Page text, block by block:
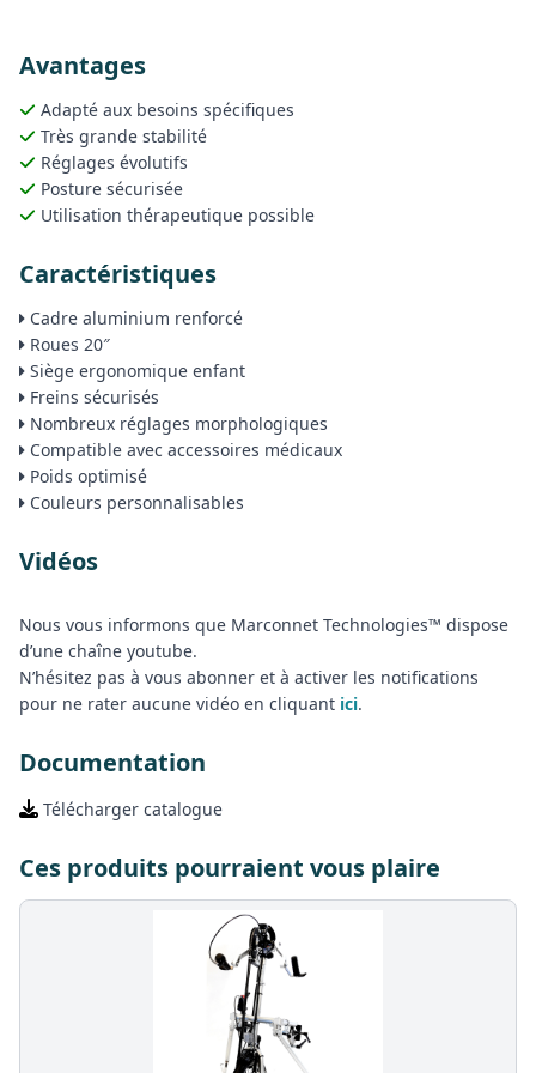
Avantages
Adapté aux besoins spécifiques
Très grande stabilité
Réglages évolutifs
Posture sécurisée
Utilisation thérapeutique possible
Caractéristiques
Cadre aluminium renforcé
Roues 20″
Siège ergonomique enfant
Freins sécurisés
Nombreux réglages morphologiques
Compatible avec accessoires médicaux
Poids optimisé
Couleurs personnalisables
Vidéos
Nous vous informons que Marconnet Technologies™ dispose
d’une chaîne youtube.
N’hésitez pas à vous abonner et à activer les notifications
pour ne rater aucune vidéo en cliquant ici.
Documentation
Télécharger catalogue
Ces produits pourraient vous plaire